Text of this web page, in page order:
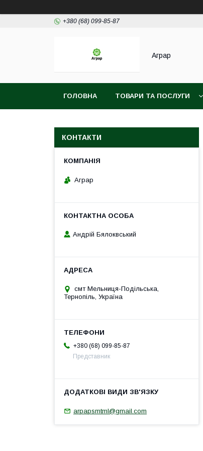
+380 (68) 099-85-87
Аграр
ГОЛОВНА ТОВАРИ ТА ПОСЛУГИ
КОНТАКТИ
Аграр
Андрій Бялоквський
смт Мельниця-Подільська,
Тернопіль, Україна
+380 (68) 099-85-87
Представник
arpapsmtml@gmail.com